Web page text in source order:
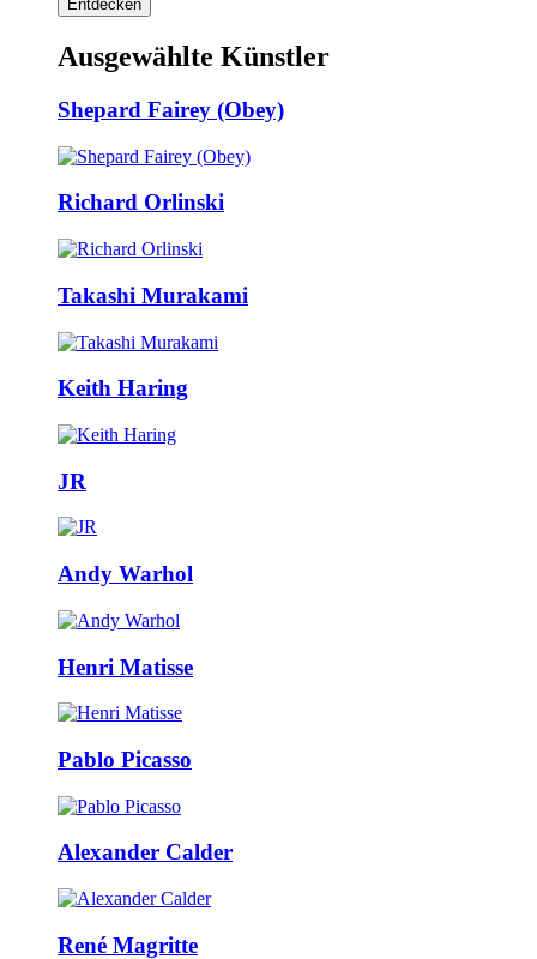
Entdecken
Ausgewählte Künstler
Shepard Fairey (Obey)
Richard Orlinski
Takashi Murakami
Keith Haring
JR
Andy Warhol
Henri Matisse
Pablo Picasso
Alexander Calder
René Magritte